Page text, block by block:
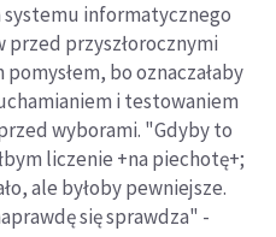
systemu informatycznego
przed przyszłorocznymi
bo oznaczałaby
i testowaniem
wyborami. "Gdyby to
liczenie +na piechotę+;
ale byłoby pewniejsze.
się sprawdza" -